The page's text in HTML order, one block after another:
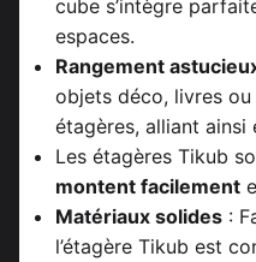
cube s’intègre
espaces.
Rangement
objets déco, livres
étagères, alliant
Les étagères Tikub
montent facilement
Matériaux solides :
l’étagère Tikub est